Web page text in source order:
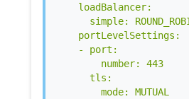
    loadBalancer:
simple:
    portLevelSettings:
    - port:
        number: 443
      tls:
        mode: MUTUAL